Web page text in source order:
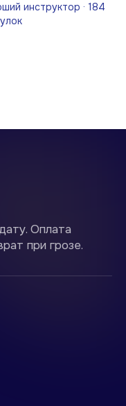
инструктор · 184
Оплата
при грозе.